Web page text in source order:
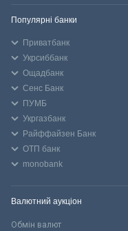
Популярні банки
Приватбанк
Укрсиббанк
Ощадбанк
Сенс Банк
ПУМБ
Укргазбанк
Райффайзен Банк
ОТП банк
monobank
Валютний аукціон
Обмін валют